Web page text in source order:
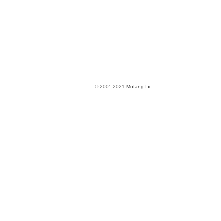
© 2001-2021 Mofang Inc.